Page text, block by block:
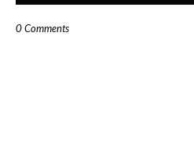
0 Comments